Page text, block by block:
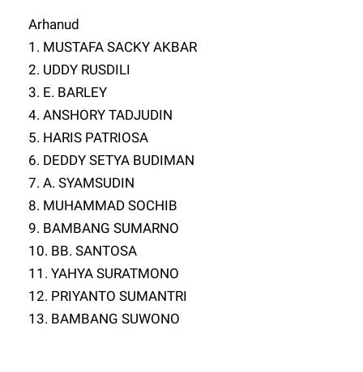
Arhanud
1. MUSTAFA SACKY AKBAR
2. UDDY RUSDILI
3. E. BARLEY
4. ANSHORY TADJUDIN
5. HARIS PATRIOSA
6. DEDDY SETYA BUDIMAN
7. A. SYAMSUDIN
8. MUHAMMAD SOCHIB
9. BAMBANG SUMARNO
10. BB. SANTOSA
11. YAHYA SURATMONO
12. PRIYANTO SUMANTRI
13. BAMBANG SUWONO